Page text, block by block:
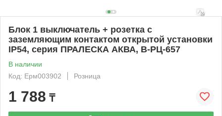
Блок 1 выключатель + розетка с
заземляющим контактом открытой установки
IP54, серия ПРАЛЕСКА АКВА, В-РЦ-657
В наличии
Код: Ерм003902
Розница
1 788 ₸